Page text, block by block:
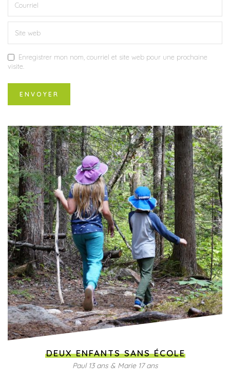
Enregistrer mon nom, courriel et site web pour une prochaine
visite.
DEUX ENFANTS SANS ÉCOLE
Paul 13 ans & Marie 17 ans